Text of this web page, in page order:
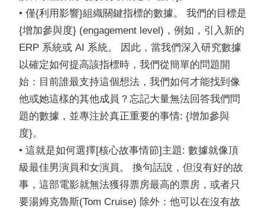
• 僅{利用影響}組織關鍵指標的數據。 我們的目標是
{增加參與度} (engagement level)，例如，引入新的
ERP 系統或 AI 系統。 因此，當我們深入研究數據
以確定如何提高該指標時，我們從簡單的問題開
始：目前誰最支持這個想法，我們如何才能找到像
他或她這樣的其他成員？忘記大量無法回答我們問
題的數據，並專注於真正重要的事情: {增加參與
度}。
• 這就是如何選擇[核心故事情節]主題: 數據就像頂
級最佳男演員和女演員。 換句話說，但沒有好的故
事，這部電影就無法獲得票房最高的票房，或者只
要湯姆克魯斯(Tom Cruise) 除外：他可以在沒有故